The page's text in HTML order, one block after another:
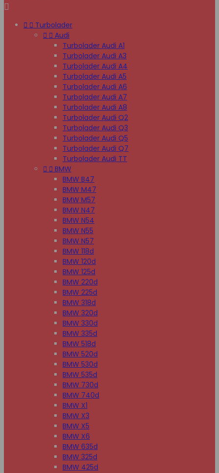

  Turbolader
  Audi
Turbolader Audi A1
Turbolader Audi A3
Turbolader Audi A4
Turbolader Audi A5
Turbolader Audi A6
Turbolader Audi A7
Turbolader Audi A8
Turbolader Audi Q2
Turbolader Audi Q3
Turbolader Audi Q5
Turbolader Audi Q7
Turbolader Audi TT
  BMW
BMW B47
BMW M47
BMW M57
BMW N47
BMW N54
BMW N55
BMW N57
BMW 118d
BMW 120d
BMW 125d
BMW 220d
BMW 225d
BMW 318d
BMW 320d
BMW 330d
BMW 335d
BMW 518d
BMW 520d
BMW 530d
BMW 535d
BMW 730d
BMW 740d
BMW X1
BMW X3
BMW X5
BMW X6
BMW 635d
BMW 325d
BMW 425d